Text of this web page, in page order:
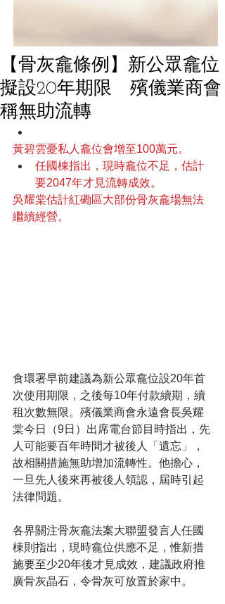
【骨灰龕條例】新公眾龕位
擬設20年期限 殯儀業商會
稱無助流轉
黃碧雲憂私人龕位會增至100萬元。
任國棟指出，現時龕位不足，估計
要2047年才見流轉成效。
吳耀棠估計紅磡區大部份骨灰龕場無法
繼續經營。
食環署早前建議為新公眾龕位設20年首
次使用期限，之後每10年付款續期，續
租次數無限。殯儀業商會永遠會長吳耀
棠今日（9日）出席電台節目時指出，先
人可能要百年時間才被後人「遺忘」，
故相關措施無助增加流轉性。他擔心，
一旦先人後來再被後人領認，屆時引起
法律問題。
各界關注骨灰龕法案大聯盟發言人任國
棟則指出，現時龕位供應不足，惟新措
施要至少20年後才見成效，建議政府推
廣骨灰晶石，令骨灰可放置於家中。